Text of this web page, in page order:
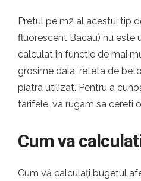
Pretul pe m2 al acestui tip
fluorescent Bacau) nu este
calculat in functie de mai
grosime dala, reteta de
piatra utilizat. Pentru a
tarifele, va rugam sa cereti
Cum va
Cum vă calculați bugetul